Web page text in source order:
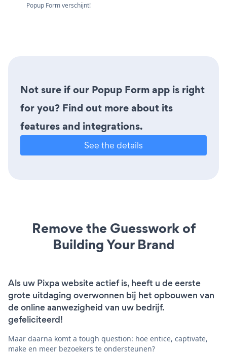
Popup Form verschijnt!
Not sure if our Popup Form app is right
for you? Find out more about its
features and integrations.
See the details
Remove the Guesswork of
Building Your Brand
Als uw Pixpa website actief is, heeft u de eerste
grote uitdaging overwonnen bij het opbouwen van
de online aanwezigheid van uw bedrijf.
gefeliciteerd!
Maar daarna komt a tough question: hoe entice, captivate,
make en meer bezoekers te ondersteunen?